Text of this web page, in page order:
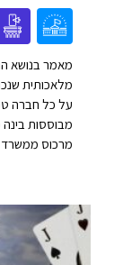
מאמר בנושא
על כל חברה
מבוססות
מרכוס ממשרד